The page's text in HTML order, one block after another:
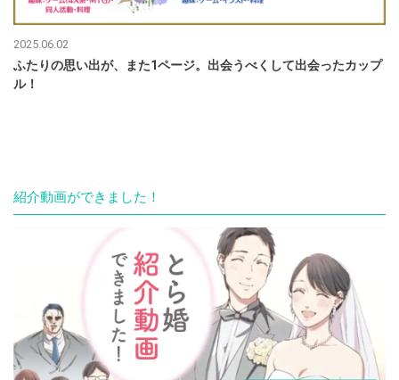
2025.06.02
ふたりの思い出が、また1ページ。出会うべくして出会ったカップ
ル！
紹介動画ができました！